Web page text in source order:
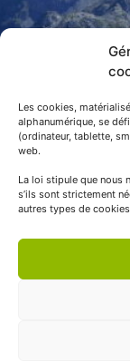
Les cookies,
alphanumérique, se
(ordinateur, tablette,
web.
La loi stipule que nous
s’ils sont strictement
autres types de
Parc
© APNP